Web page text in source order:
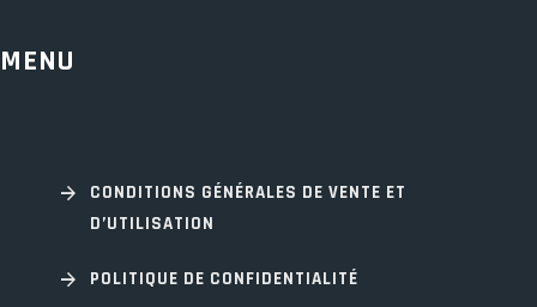
MENU
CONDITIONS GÉNÉRALES DE VENTE ET
D’UTILISATION
POLITIQUE DE CONFIDENTIALITÉ